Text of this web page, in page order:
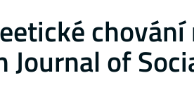
Journal of